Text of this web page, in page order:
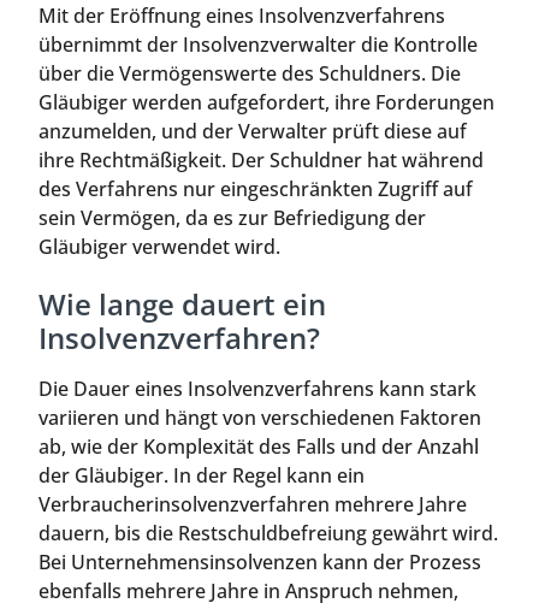
Mit der Eröffnung eines Insolvenzverfahrens
übernimmt der Insolvenzverwalter die Kontrolle
über die Vermögenswerte des Schuldners. Die
Gläubiger werden aufgefordert, ihre Forderungen
anzumelden, und der Verwalter prüft diese auf
ihre Rechtmäßigkeit. Der Schuldner hat während
des Verfahrens nur eingeschränkten Zugriff auf
sein Vermögen, da es zur Befriedigung der
Gläubiger verwendet wird.
Wie lange dauert ein
Insolvenzverfahren?
Die Dauer eines Insolvenzverfahrens kann stark
variieren und hängt von verschiedenen Faktoren
ab, wie der Komplexität des Falls und der Anzahl
der Gläubiger. In der Regel kann ein
Verbraucherinsolvenzverfahren mehrere Jahre
dauern, bis die Restschuldbefreiung gewährt wird.
Bei Unternehmensinsolvenzen kann der Prozess
ebenfalls mehrere Jahre in Anspruch nehmen,